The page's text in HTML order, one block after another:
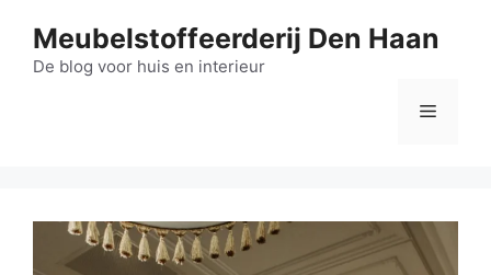
Meubelstoffeerderij Den Haan
De blog voor huis en interieur
Menu